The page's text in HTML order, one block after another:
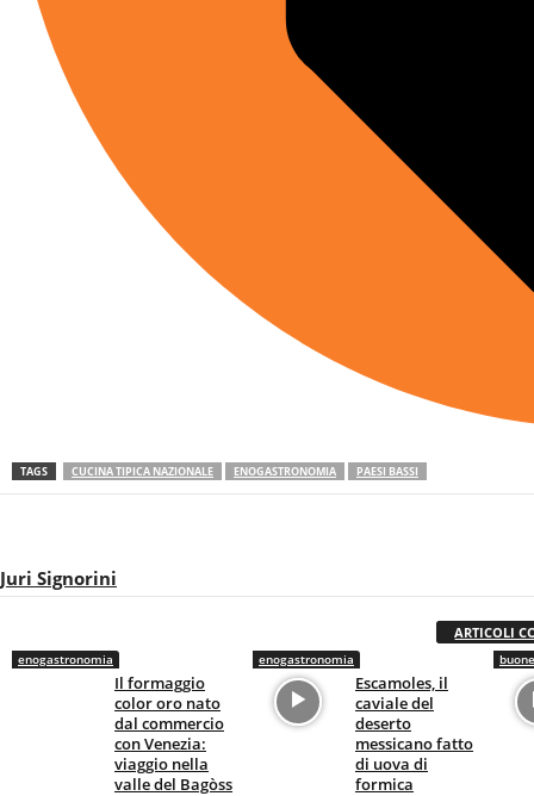
TAGS CUCINA TIPICA NAZIONALE ENOGASTRONOMIA PAESI BASSI
Juri Signorini
ARTICOLI
enogastronomia
Il formaggio
color oro nato
dal commercio
con Venezia:
viaggio nella
valle del Bagòss
enogastronomia
Escamoles, il
caviale del
deserto
messicano fatto
di uova di
formica